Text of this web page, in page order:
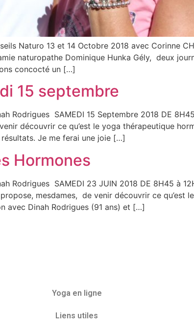
Naturo 13 et 14 Octobre 2018 avec Corinne
naturopathe Dominique Hunka Gély, deux
concocté un […]
15 septembre
Rodrigues SAMEDI 15 Septembre 2018 DE
découvrir ce qu’est le yoga thérapeutique
résultats. Je me ferai une joie […]
Hormones
Rodrigues SAMEDI 23 JUIN 2018 DE 8H45 à
mesdames, de venir découvrir ce qu’est
avec Dinah Rodrigues (91 ans) et […]
Yoga en ligne
Liens utiles